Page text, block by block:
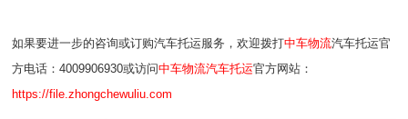
如果要进一步的咨询或订购汽车托运服务，欢迎拨打中车物流汽车托运官
方电话：4009906930或访问中车物流汽车托运官方网站：
https://file.zhongchewuliu.com